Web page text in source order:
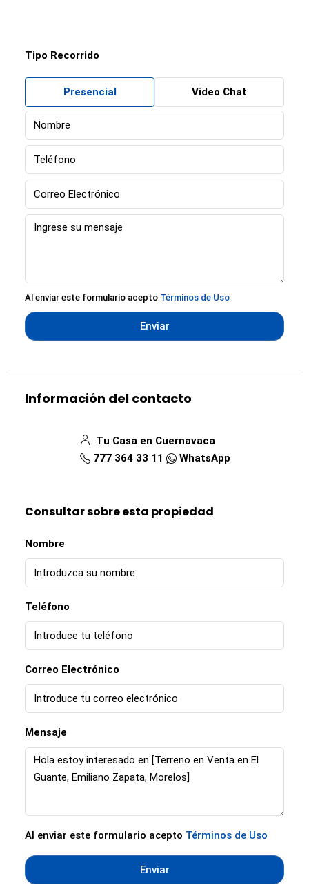
Tipo Recorrido
Presencial Video Chat
Al enviar este formulario acepto Términos de Uso
Enviar
Información del contacto
Tu Casa en Cuernavaca
777 364 33 11
WhatsApp
Consultar sobre esta propiedad
Nombre
Teléfono
Correo Electrónico
Mensaje
Al enviar este formulario acepto Términos de Uso
Enviar